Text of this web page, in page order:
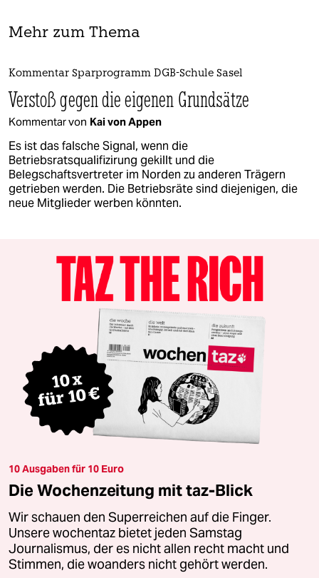
Mehr zum Thema
Kommentar Sparprogramm DGB-Schule Sasel
Verstoß gegen die eigenen Grundsätze
Kommentar von Kai von Appen
Es ist das falsche Signal, wenn die
Betriebsratsqualifizirung gekillt und die
Belegschaftsvertreter im Norden zu anderen Trägern
getrieben werden. Die Betriebsräte sind diejenigen, die
neue Mitglieder werben könnten.
10 Ausgaben für 10 Euro
Die Wochenzeitung mit taz-Blick
Wir schauen den Superreichen auf die Finger.
Unsere wochentaz bietet jeden Samstag
Journalismus, der es nicht allen recht macht und
Stimmen, die woanders nicht gehört werden.